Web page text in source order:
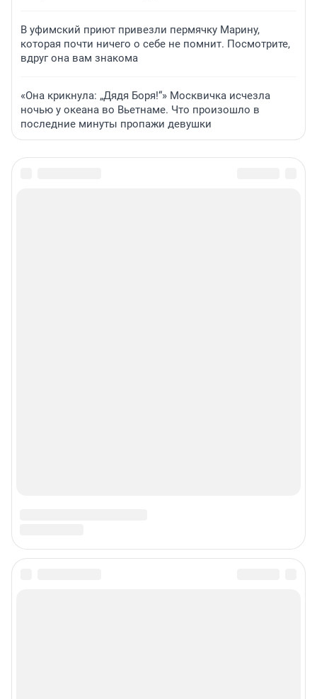
В уфимский приют привезли пермячку Марину,
которая почти ничего о себе не помнит. Посмотрите,
вдруг она вам знакома
«Она крикнула: „Дядя Боря!“» Москвичка исчезла
ночью у океана во Вьетнаме. Что произошло в
последние минуты пропажи девушки